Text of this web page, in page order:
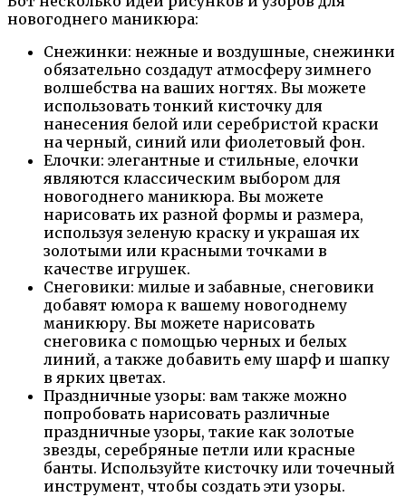
новогоднего маникюра:
Снежинки: нежные и воздушные, снежинки
обязательно создадут атмосферу зимнего
волшебства на ваших ногтях. Вы можете
использовать тонкий кисточку для
нанесения белой или серебристой краски
на черный, синий или фиолетовый фон.
Елочки: элегантные и стильные, елочки
являются классическим выбором для
новогоднего маникюра. Вы можете
нарисовать их разной формы и размера,
используя зеленую краску и украшая их
золотыми или красными точками в
качестве игрушек.
Снеговики: милые и забавные, снеговики
добавят юмора к вашему новогоднему
маникюру. Вы можете нарисовать
снеговика с помощью черных и белых
линий, а также добавить ему шарф и шапку
в ярких цветах.
Праздничные узоры: вам также можно
попробовать нарисовать различные
праздничные узоры, такие как золотые
звезды, серебряные петли или красные
банты. Используйте кисточку или точечный
инструмент, чтобы создать эти узоры.